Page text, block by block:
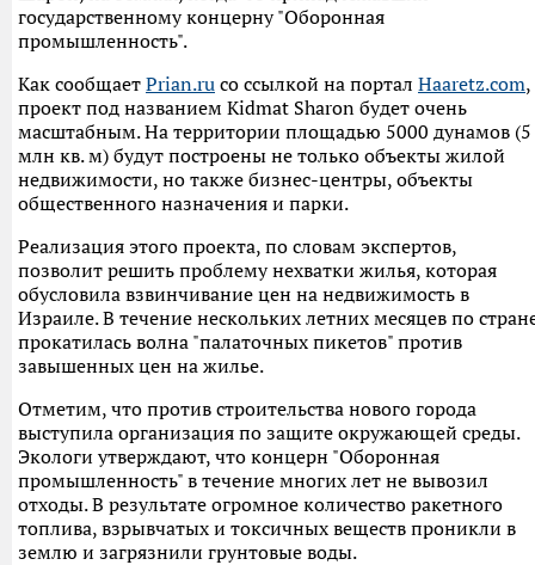
государственному концерну "Оборонная
промышленность".
Как сообщает Prian.ru со ссылкой на портал Haaretz.com,
проект под названием Kidmat Sharon будет очень
масштабным. На территории площадью 5000 дунамов (5
млн кв. м) будут построены не только объекты жилой
недвижимости, но также бизнес-центры, объекты
общественного назначения и парки.
Реализация этого проекта, по словам экспертов,
позволит решить проблему нехватки жилья, которая
обусловила взвинчивание цен на недвижимость в
Израиле. В течение нескольких летних месяцев по
прокатилась волна "палаточных пикетов" против
завышенных цен на жилье.
Отметим, что против строительства нового города
выступила организация по защите окружающей среды.
Экологи утверждают, что концерн "Оборонная
промышленность" в течение многих лет не вывозил
отходы. В результате огромное количество ракетного
топлива, взрывчатых и токсичных веществ проникли в
землю и загрязнили грунтовые воды.